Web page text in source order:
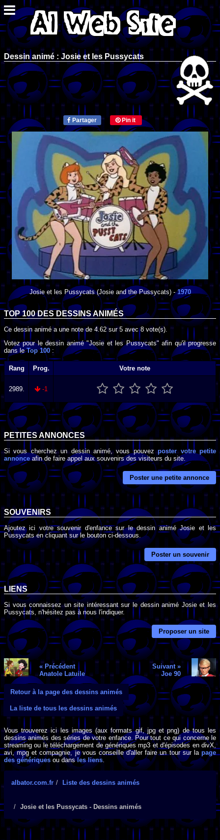
Dessin animé : Josie et les Pussycats
Partager Pin it
Josie et les Pussycats(Josie and the Pussycats) -1970
TOP 100 DES DESSINS ANIMÉS
Ce dessin animé a une note de 4.62sur5 avec8 vote(s).
Votez pour le dessin animé "Josie et les Pussycats" afin qu'il progresse
dans leTop 100 :
Rang Prog. Votre note
2989. -1
PETITES ANNONCES
Si vous cherchez un dessin animé, vous pouvezposter votre petite
annonce afin de faire appel aux souvenirs des visiteurs du site.
Poster une petite annonce
SOUVENIRS
Ajoutez ici votre souvenir d'enfance sur le dessin animé Josie et les
Pussycats en cliquant sur le bouton ci-dessous.
Poster un souvenir
LIENS
Si vous connaissez un site intéressant sur le dessin animé Josie et les
Pussycats, n'hésitez pas à nous l'indiquer.
Proposer un site
« Précédent
Anatole Latuile
Suivant »
Joe 90
Retour à la page des dessins animés
La liste de tous les dessins animés
Vous trouverez ici les images (aux formats gif, jpg et png) de tous les
dessins animés des séries de votre enfance. Pour tout ce qui concerne le
streaming ou le téléchargement de génériques mp3 et d'épisodes en divX,
avi, mpg et compagnie, je vous conseille d'aller faire un tour sur la page
des génériques ou dansles liens.
albator.com.fr Liste des dessins animés
Josie et les Pussycats - Dessins animés